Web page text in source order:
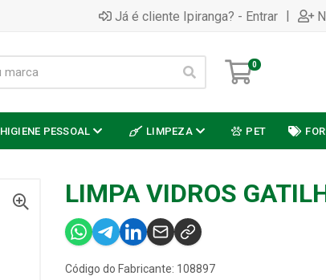
Já é cliente Ipiranga? - Entrar |
0
HIGIENE PESSOAL LIMPEZA PET
LIMPA VIDROS
Código do Fabricante: 108897